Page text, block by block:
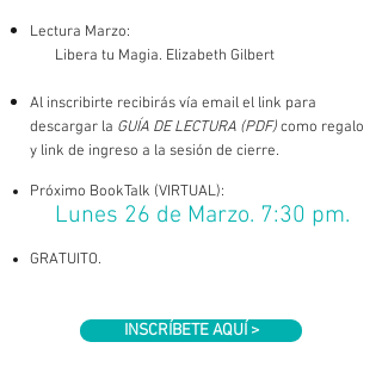
INSCRÍBETE AQUÍ >
Lectura Marzo:
Libera tu Magia. Elizabeth Gilbert​
Al inscribirte recibirás vía email el link para
descargar la GUÍA DE LECTURA (PDF)como regalo
y link de ingreso a la sesión de cierre.
Próximo BookTalk (VIRTUAL):
Lunes 26 de Marzo. 7:30 pm.
GRATUITO.